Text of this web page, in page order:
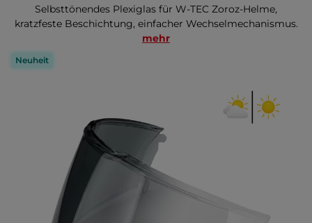
Selbsttönendes Plexiglas für W-TEC Zoroz-Helme,
kratzfeste Beschichtung, einfacher Wechselmechanismus.
mehr
Neuheit